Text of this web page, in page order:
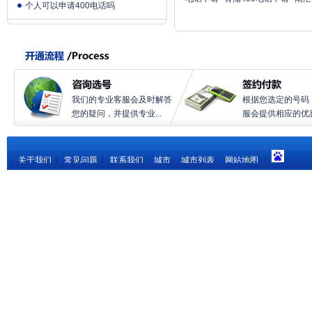
个人可以申请400电话吗
我们的专业客服会及时解答
您的疑问，并提供专业...
根据您选定的号码
服会提供相应的优
关于我们 常见问题 联系我们 城市 城市列表 网站地图